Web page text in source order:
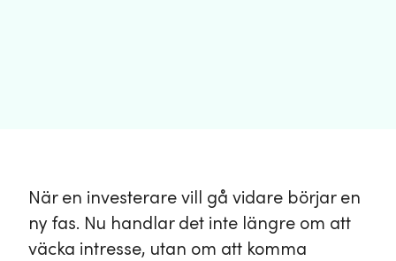
När en investerare vill gå vidare börjar en
ny fas. Nu handlar det inte längre om att
väcka intresse, utan om att komma